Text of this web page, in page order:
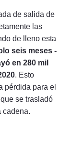
de salida de
las
de lleno esta
seis meses -
en 280 mil
. Esto
pérdida para el
se trasladó
cadena.